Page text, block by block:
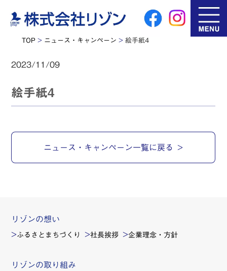
TOP > ニュース・キャンペーン >絵手紙4
2023/11/09
絵手紙4
ニュース・キャンペーン一覧に戻る
リゾンの想い
ふるさとまちづくり 社長挨拶 企業理念・方針
リゾンの取り組み